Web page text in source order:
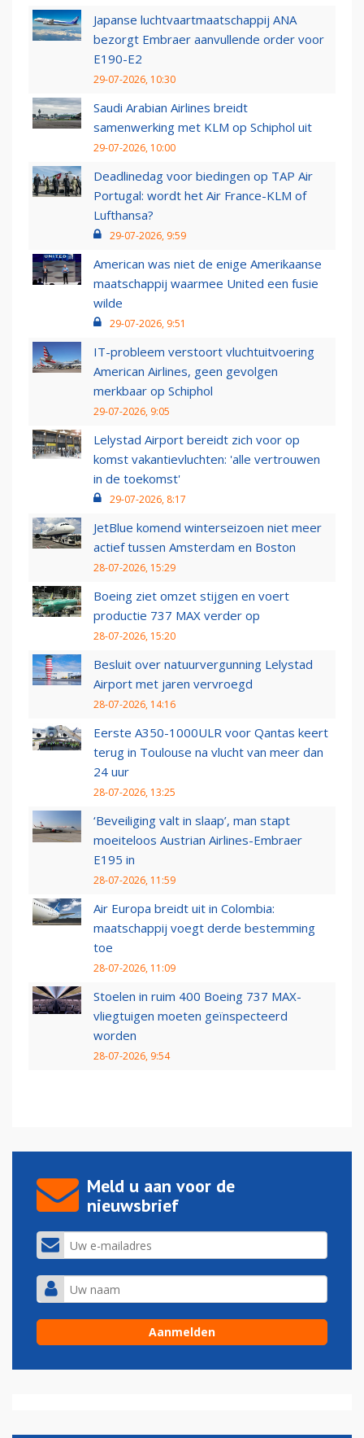
Japanse luchtvaartmaatschappij ANA
bezorgt Embraer aanvullende order voor
E190-E2
29-07-2026, 10:30
Saudi Arabian Airlines breidt
samenwerking met KLM op Schiphol uit
29-07-2026, 10:00
Deadlinedag voor biedingen op TAP Air
Portugal: wordt het Air France-KLM of
Lufthansa?
29-07-2026, 9:59
American was niet de enige Amerikaanse
maatschappij waarmee United een fusie
wilde
29-07-2026, 9:51
IT-probleem verstoort vluchtuitvoering
American Airlines, geen gevolgen
merkbaar op Schiphol
29-07-2026, 9:05
Lelystad Airport bereidt zich voor op
komst vakantievluchten: 'alle vertrouwen
in de toekomst'
29-07-2026, 8:17
JetBlue komend winterseizoen niet meer
actief tussen Amsterdam en Boston
28-07-2026, 15:29
Boeing ziet omzet stijgen en voert
productie 737 MAX verder op
28-07-2026, 15:20
Besluit over natuurvergunning Lelystad
Airport met jaren vervroegd
28-07-2026, 14:16
Eerste A350-1000ULR voor Qantas keert
terug in Toulouse na vlucht van meer dan
24 uur
28-07-2026, 13:25
‘Beveiliging valt in slaap’, man stapt
moeiteloos Austrian Airlines-Embraer
E195 in
28-07-2026, 11:59
Air Europa breidt uit in Colombia:
maatschappij voegt derde bestemming
toe
28-07-2026, 11:09
Stoelen in ruim 400 Boeing 737 MAX-
vliegtuigen moeten geïnspecteerd
worden
28-07-2026, 9:54
Meld u aan voor de
nieuwsbrief